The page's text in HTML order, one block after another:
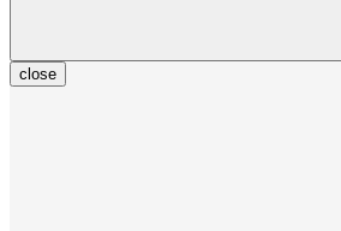
close